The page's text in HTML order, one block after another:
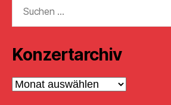
nach:
Konzertarchiv
Konzertarchiv